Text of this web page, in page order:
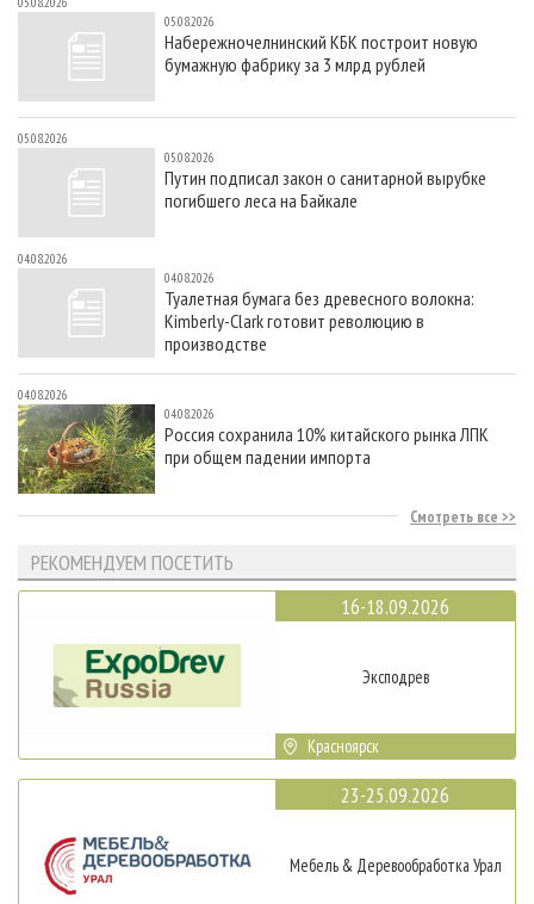
05.08.2026
Набережночелнинский КБК построит новую
бумажную фабрику за 3 млрд рублей
05.08.2026
05.08.2026
Путин подписал закон о санитарной вырубке
погибшего леса на Байкале
04.08.2026
04.08.2026
Туалетная бумага без древесного волокна:
Kimberly-Clark готовит революцию в
производстве
04.08.2026
04.08.2026
Россия сохранила 10% китайского рынка ЛПК
при общем падении импорта
Смотреть все
РЕКОМЕНДУЕМ ПОСЕТИТЬ
16-18.09.2026
Эксподрев
Красноярск
23-25.09.2026
Мебель & Деревообработка Урал